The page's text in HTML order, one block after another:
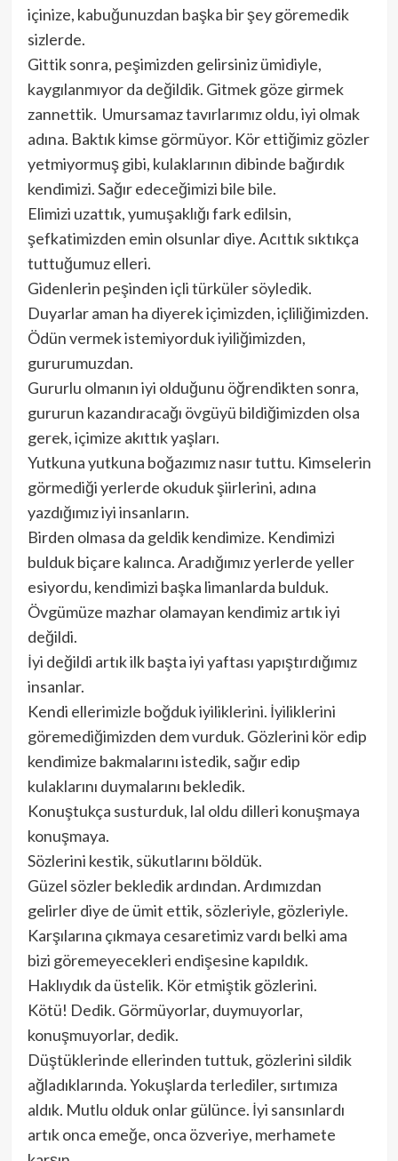
içinize, kabuğunuzdan başka bir şey göremedik
sizlerde.
Gittik sonra, peşimizden gelirsiniz ümidiyle,
kaygılanmıyor da değildik. Gitmek göze girmek
zannettik. Umursamaz tavırlarımız oldu, iyi olmak
adına. Baktık kimse görmüyor. Kör ettiğimiz gözler
yetmiyormuş gibi, kulaklarının dibinde bağırdık
kendimizi. Sağır edeceğimizi bile bile.
Elimizi uzattık, yumuşaklığı fark edilsin,
şefkatimizden emin olsunlar diye. Acıttık sıktıkça
tuttuğumuz elleri.
Gidenlerin peşinden içli türküler söyledik.
Duyarlar aman ha diyerek içimizden, içliliğimizden.
Ödün vermek istemiyorduk iyiliğimizden,
gururumuzdan.
Gururlu olmanın iyi olduğunu öğrendikten sonra,
gururun kazandıracağı övgüyü bildiğimizden olsa
gerek, içimize akıttık yaşları.
Yutkuna yutkuna boğazımız nasır tuttu. Kimselerin
görmediği yerlerde okuduk şiirlerini, adına
yazdığımız iyi insanların.
Birden olmasa da geldik kendimize. Kendimizi
bulduk biçare kalınca. Aradığımız yerlerde yeller
esiyordu, kendimizi başka limanlarda bulduk.
Övgümüze mazhar olamayan kendimiz artık iyi
değildi.
İyi değildi artık ilk başta iyi yaftası yapıştırdığımız
insanlar.
Kendi ellerimizle boğduk iyiliklerini. İyiliklerini
göremediğimizden dem vurduk. Gözlerini kör edip
kendimize bakmalarını istedik, sağır edip
kulaklarını duymalarını bekledik.
Konuştukça susturduk, lal oldu dilleri konuşmaya
konuşmaya.
Sözlerini kestik, sükutlarını böldük.
Güzel sözler bekledik ardından. Ardımızdan
gelirler diye de ümit ettik, sözleriyle, gözleriyle.
Karşılarına çıkmaya cesaretimiz vardı belki ama
bizi göremeyecekleri endişesine kapıldık.
Haklıydık da üstelik. Kör etmiştik gözlerini.
Kötü! Dedik. Görmüyorlar, duymuyorlar,
konuşmuyorlar, dedik.
Düştüklerinde ellerinden tuttuk, gözlerini sildik
ağladıklarında. Yokuşlarda terlediler, sırtımıza
aldık. Mutlu olduk onlar gülünce. İyi sansınlardı
artık onca emeğe, onca özveriye, merhamete